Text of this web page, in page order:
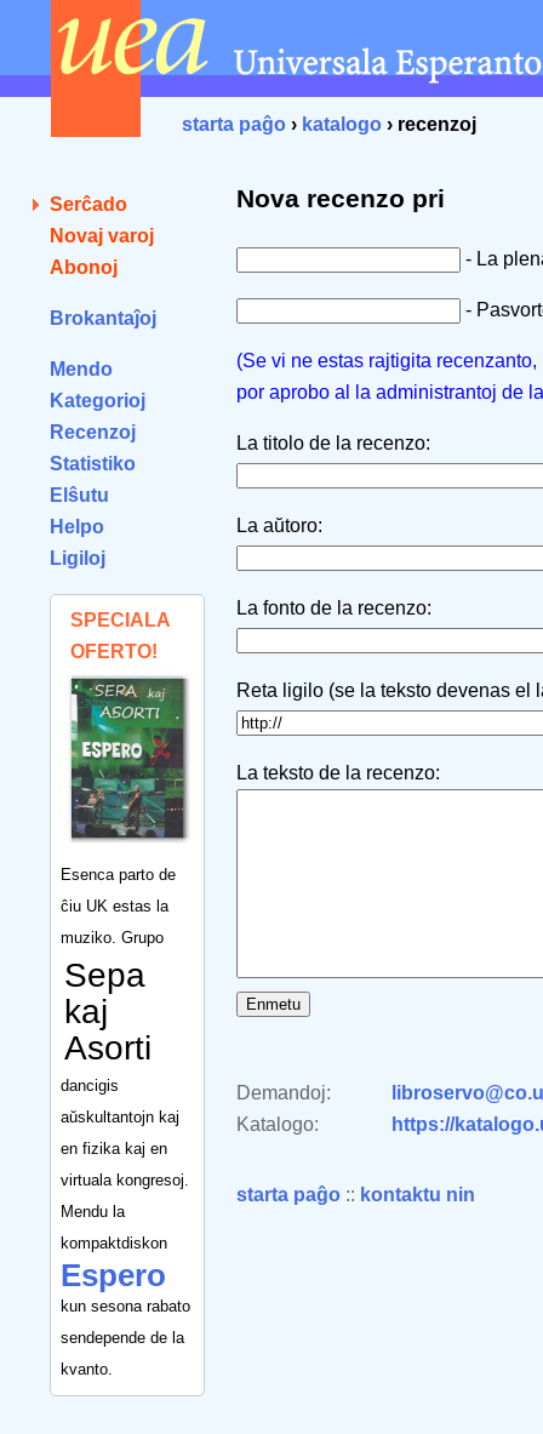
starta paĝo › katalogo › recenzoj
Serĉado
Novaj varoj
Abonoj
Brokantaĵoj
Mendo
Kategorioj
Recenzoj
Statistiko
Elŝutu
Helpo
Ligiloj
SPECIALA
OFERTO!
Esenca parto de
ĉiu UK estas la
muziko. Grupo
Sepa
kaj
Asorti
dancigis
aŭskultantojn kaj
en fizika kaj en
virtuala kongresoj.
Mendu la
kompaktdiskon
Espero
kun sesona rabato
sendepende de la
kvanto.
Nova recenzo pri
- La
-
(Se vi ne estas rajtigita
por aprobo al la administrantoj de
La titolo de la recenzo:
La aŭtoro:
La fonto de la recenzo:
Reta ligilo (se la teksto devenas el
La teksto de la recenzo:
Demandoj:
Katalogo:
https://
starta paĝo :: kontaktu nin